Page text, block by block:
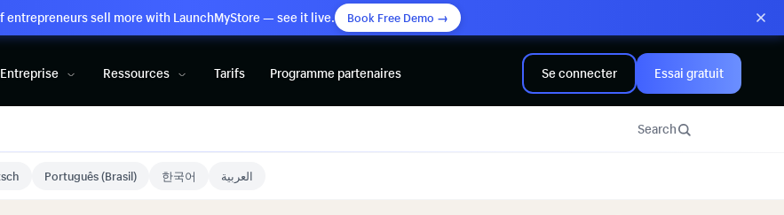
entrepreneurs sell more with LaunchMyStore — see it live. Book Free Demo →
Entreprise Ressources Tarifs Programme partenaires Se connecter Essai gratuit
Search
Português (Brasil) 한국어 العربية